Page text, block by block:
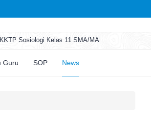
KKTP Sosiologi Kelas 11 SMA/MA
ATP Seni Rupa Kelas 11 SMA/MA
ATP Sosiologi Kelas 11 SMA/MA
Guru SOP News